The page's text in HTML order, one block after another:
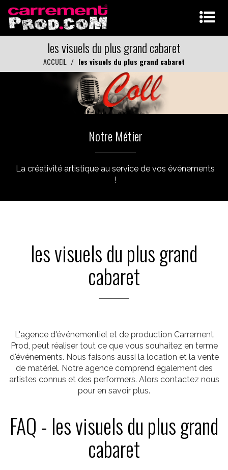
les visuels du plus grand cabaret
ACCUEIL les visuels du plus grand cabaret
Notre Métier
La créativité artistique au service de vos événements
!
les visuels du plus grand
cabaret
L'agence d'événementiel et de production Carrement
Prod, peut réaliser tout ce que vous souhaitez en terme
d'événements. Nous faisons aussi la location et la vente
de matériel. Notre agence comprend également des
artistes connus et des performers. Alors contactez nous
pour en savoir plus.
FAQ - les visuels du plus grand
cabaret